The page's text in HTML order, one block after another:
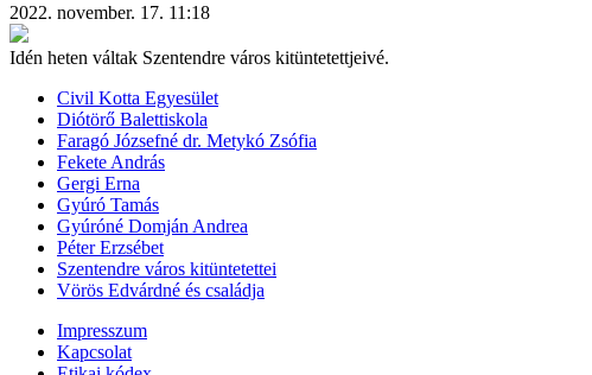
2022. november. 17. 11:18
Idén heten váltak Szentendre város kitüntetettjeivé.
Civil Kotta Egyesület
Diótörő Balettiskola
Faragó Józsefné dr. Metykó Zsófia
Fekete András
Gergi Erna
Gyúró Tamás
Gyúróné Domján Andrea
Péter Erzsébet
Szentendre város kitüntetettei
Vörös Edvárdné és családja
Impresszum
Kapcsolat